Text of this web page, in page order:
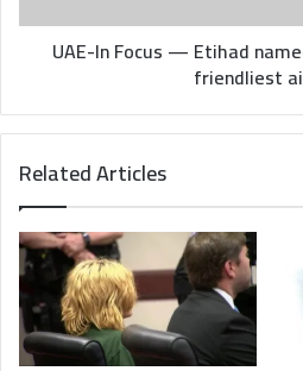
world’s
eco-UAE-In Focus — Etihad
friendliest
Related Articles